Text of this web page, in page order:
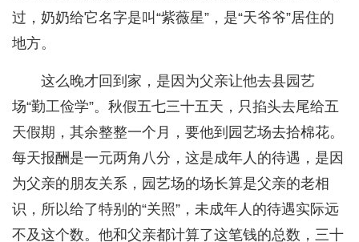
过，奶奶给它名字是叫“紫薇星”，是“天爷爷”居住的
地方。
这么晚才回到家，是因为父亲让他去县园艺
场“勤工俭学”。秋假五七三十五天，只掐头去尾给五
天假期，其余整整一个月，要他到园艺场去拾棉花。
每天报酬是一元两角八分，这是成年人的待遇，是因
为父亲的朋友关系，园艺场的场长算是父亲的老相
识，所以给了特别的“关照”，未成年人的待遇实际远
不及这个数。他和父亲都计算了这笔钱的总数，三十